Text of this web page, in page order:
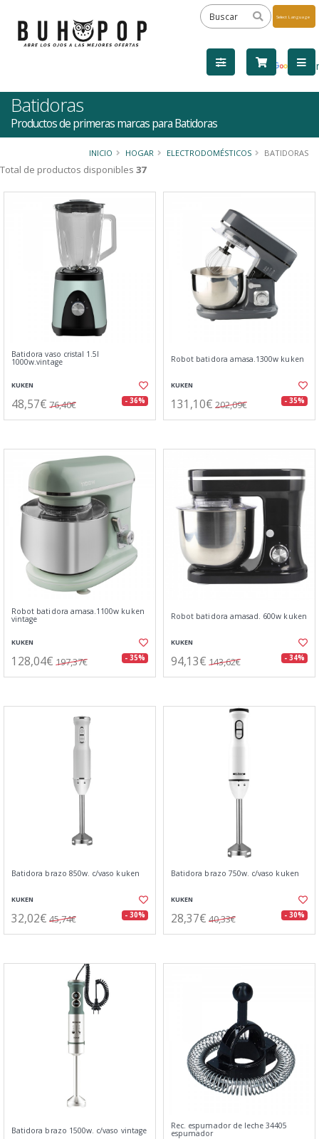
by
Batidoras
Productos de primeras marcas para Batidoras
INICIO HOGAR ELECTRODOMÉSTICOS BATIDORAS
Total de productos disponibles 37
Batidora vaso cristal 1.5l
1000w.vintage
KUKEN
48,57€ 76,40€ - 36%
Robot batidora amasa.1300w kuken
KUKEN
131,10€ 202,09€ - 35%
Robot batidora amasa.1100w kuken
vintage
KUKEN
128,04€ 197,37€ - 35%
Robot batidora amasad. 600w kuken
KUKEN
94,13€ 143,62€ - 34%
Batidora brazo 850w. c/vaso kuken
KUKEN
32,02€ 45,74€ - 30%
Batidora brazo 750w. c/vaso kuken
KUKEN
28,37€ 40,33€ - 30%
Batidora brazo 1500w. c/vaso vintage Rec. espumador de leche 34405
espumador